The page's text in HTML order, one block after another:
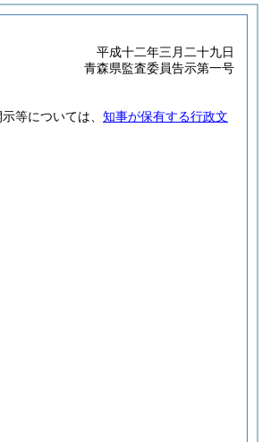
平成十二年三月二十九日
青森県監査委員告示第一号
等については、 知事が保有する行政文